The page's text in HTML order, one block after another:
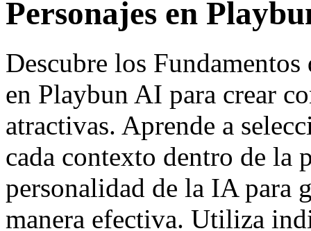
Personajes en
Descubre los
en Playbun AI para crear
atractivas. Aprende a
cada contexto dentro de la
personalidad de la IA para
manera efectiva. Utiliza